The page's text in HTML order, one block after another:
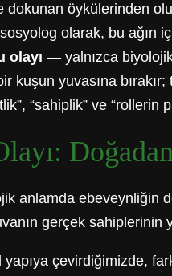
öykülerinden
sosyolog olarak, bu
olayı — yalnızca
kuşun yuvasına
“sahiplik” ve “rollerin
anlamda ebeveynliğin
gerçek sahiplerinin
yapıya çevirdiğimizde,